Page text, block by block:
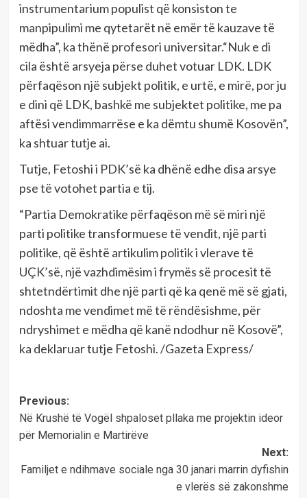
instrumentarium populist që konsiston te
manpipulimi me qytetarët në emër të kauzave të
mëdha”, ka thënë profesori universitar.“Nuk e di
cila është arsyeja përse duhet votuar LDK. LDK
përfaqëson një subjekt politik, e urtë, e mirë, por ju
e dini që LDK, bashkë me subjektet politike, me pa
aftësi vendimmarrëse e ka dëmtu shumë Kosovën”,
ka shtuar tutje ai.
Tutje, Fetoshi i PDK’së ka dhënë edhe disa arsye
pse të votohet partia e tij.
“Partia Demokratike përfaqëson më së miri një
parti politike transformuese të vendit, një parti
politike, që është artikulim politik i vlerave të
UÇK’së, një vazhdimësim i frymës së procesit të
shtetndërtimit dhe një parti që ka qenë më së gjati,
ndoshta me vendimet më të rëndësishme, për
ndryshimet e mëdha që kanë ndodhur në Kosovë”,
ka deklaruar tutje Fetoshi. /Gazeta Express/
Post
navigation
Previous:
Në Krushë të Vogël shpaloset pllaka me projektin ideor
për Memorialin e Martirëve
Next:
Familjet e ndihmave sociale nga 30 janari marrin dyfishin
e vlerës së zakonshme